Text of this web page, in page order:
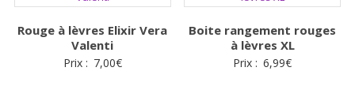
Rouge à lèvres Elixir Vera
Valenti
Prix : 7,00€
Boite rangement rouges
à lèvres XL
Prix : 6,99€